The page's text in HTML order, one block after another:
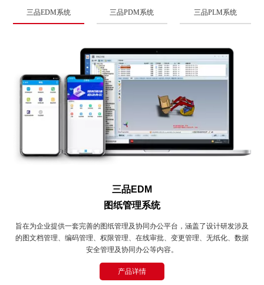
三品EDM系统 三品PDM系统 三品PLM系统
三品EDM
图纸管理系统
旨在为企业提供一套完善的图纸管理及协同办公平台，涵盖了设计研发涉及
的图文档管理、编码管理、权限管理、在线审批、变更管理、无纸化、数据
安全管理及协同办公等内容。
产品详情